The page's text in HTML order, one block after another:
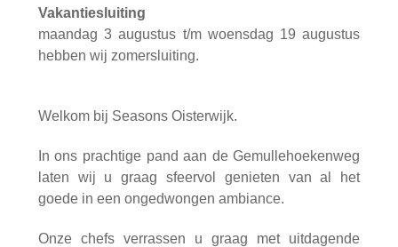
Vakantiesluiting
maandag 3 augustus t/m woensdag 19 augustus
hebben wij zomersluiting.
Welkom bij Seasons Oisterwijk.
In ons prachtige pand aan de Gemullehoekenweg
laten wij u graag sfeervol genieten van al het
goede in een ongedwongen ambiance.
Onze chefs verrassen u graag met uitdagende